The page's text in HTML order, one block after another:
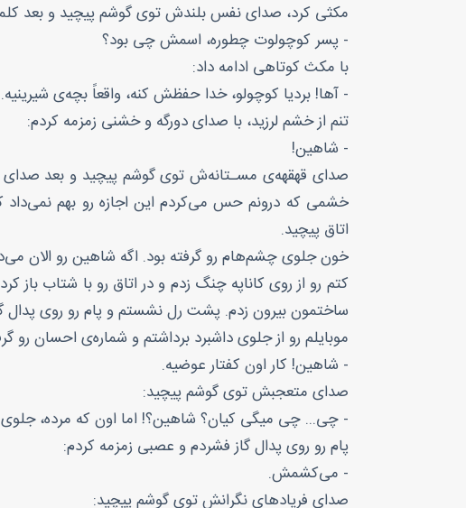
مکثی کرد، صدای نفس بلندش توی گوشم پیچید و بعد
- پسر کوچولوت چطوره، اسمش چی بود؟
با مکث کوتاهی ادامه داد:
- آها! بردیا کوچولو، خدا حفظش کنه، واقعاً بچه‌ی شیرینیه.
تنم از خشم لرزید، با صدای دورگه و خشنی زمزمه کردم:
- شاهین!
صدای قهقهه‌ی مسـتانه‌ش توی گوشم پیچید و بعد
خشمی که درونم حس می‌کردم این اجازه رو بهم
اتاق پیچید.
خون جلوی چشم‌هام رو گرفته بود. اگه شاهین رو الان
کتم رو از روی کاناپه چنگ زدم و در اتاق رو با شتاب
ساختمون بیرون زدم. پشت رل نشستم و پام رو روی پدال
موبایلم رو از جلوی داشبرد برداشتم و شماره‌ی احسان
- شاهین! کار اون کفتار عوضیه.
صدای متعجبش توی گوشم پیچید:
- چی... چی میگی کیان؟ شاهین؟! اما اون که مرده،
پام رو روی پدال گاز فشردم و عصبی زمزمه کردم:
- می‌کشمش.
صدای فریادهای نگرانش توی گوشم پیچید: